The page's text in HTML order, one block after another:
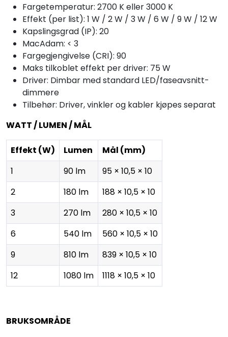
Fargetemperatur: 2700 K eller 3000 K
Effekt (per list): 1 W / 2 W / 3 W / 6 W / 9 W / 12 W
Kapslingsgrad (IP): 20
MacAdam: < 3
Fargegjengivelse (CRI): 90
Maks tilkoblet effekt per driver: 75 W
Driver: Dimbar med standard LED/faseavsnitt-
dimmere
Tilbehør: Driver, vinkler og kabler kjøpes separat
WATT / LUMEN / MÅL
Effekt (W) Lumen
Mål (mm)
1
90 lm
95 × 10,5 × 10
2
180 lm
188 × 10,5 × 10
3
270 lm
280 × 10,5 × 10
6
540 lm
560 × 10,5 × 10
9
810 lm
839 × 10,5 × 10
12
1080 lm 1118 × 10,5 × 10
BRUKSOMRÅDE